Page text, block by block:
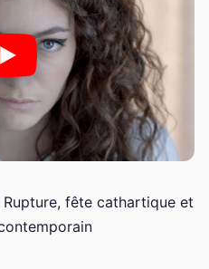
fête cathartique et